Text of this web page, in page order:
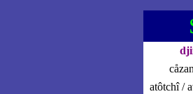
atôtchî /